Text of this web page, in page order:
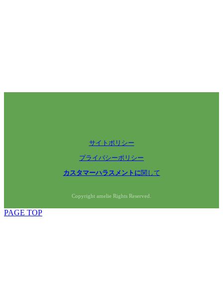
サイトポリシー
プライバシーポリシー
カスタマーハラスメントに関して
Copyright amelie Rights Reserved.
PAGE TOP